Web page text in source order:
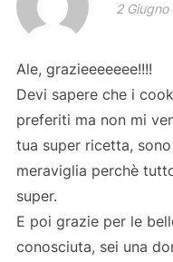
2
Ale, grazieeeeeee!!!!
Devi sapere che i
preferiti ma non mi
tua super ricetta,
meraviglia perchè
super.
E poi grazie per le
conosciuta, sei una